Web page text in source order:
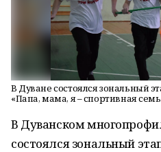
В Дуване состоялся зональный
«Папа, мама, я – спортивная
В Дуванском
состоялся зональный